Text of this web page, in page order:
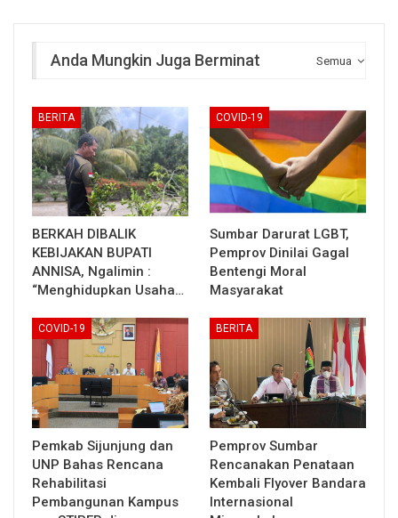
Semua
Anda Mungkin Juga Berminat
BERITA
BERKAH DIBALIK
KEBIJAKAN BUPATI
ANNISA, Ngalimin :
“Menghidupkan Usaha…
COVID-19
Sumbar Darurat LGBT,
Pemprov Dinilai Gagal
Bentengi Moral
Masyarakat
COVID-19
Pemkab Sijunjung dan
UNP Bahas Rencana
Rehabilitasi
Pembangunan Kampus
BERITA
Pemprov Sumbar
Rencanakan Penataan
Kembali Flyover Bandara
Internasional